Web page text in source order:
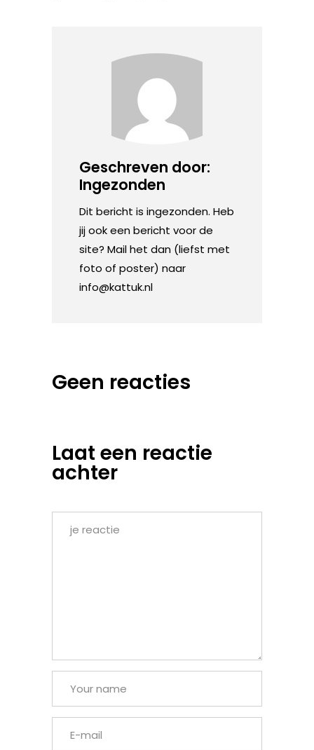
Geschreven door:
Ingezonden
Dit bericht is ingezonden. Heb
jij ook een bericht voor de
site? Mail het dan (liefst met
foto of poster) naar
info@kattuk.nl
Geen reacties
Laat een reactie
achter